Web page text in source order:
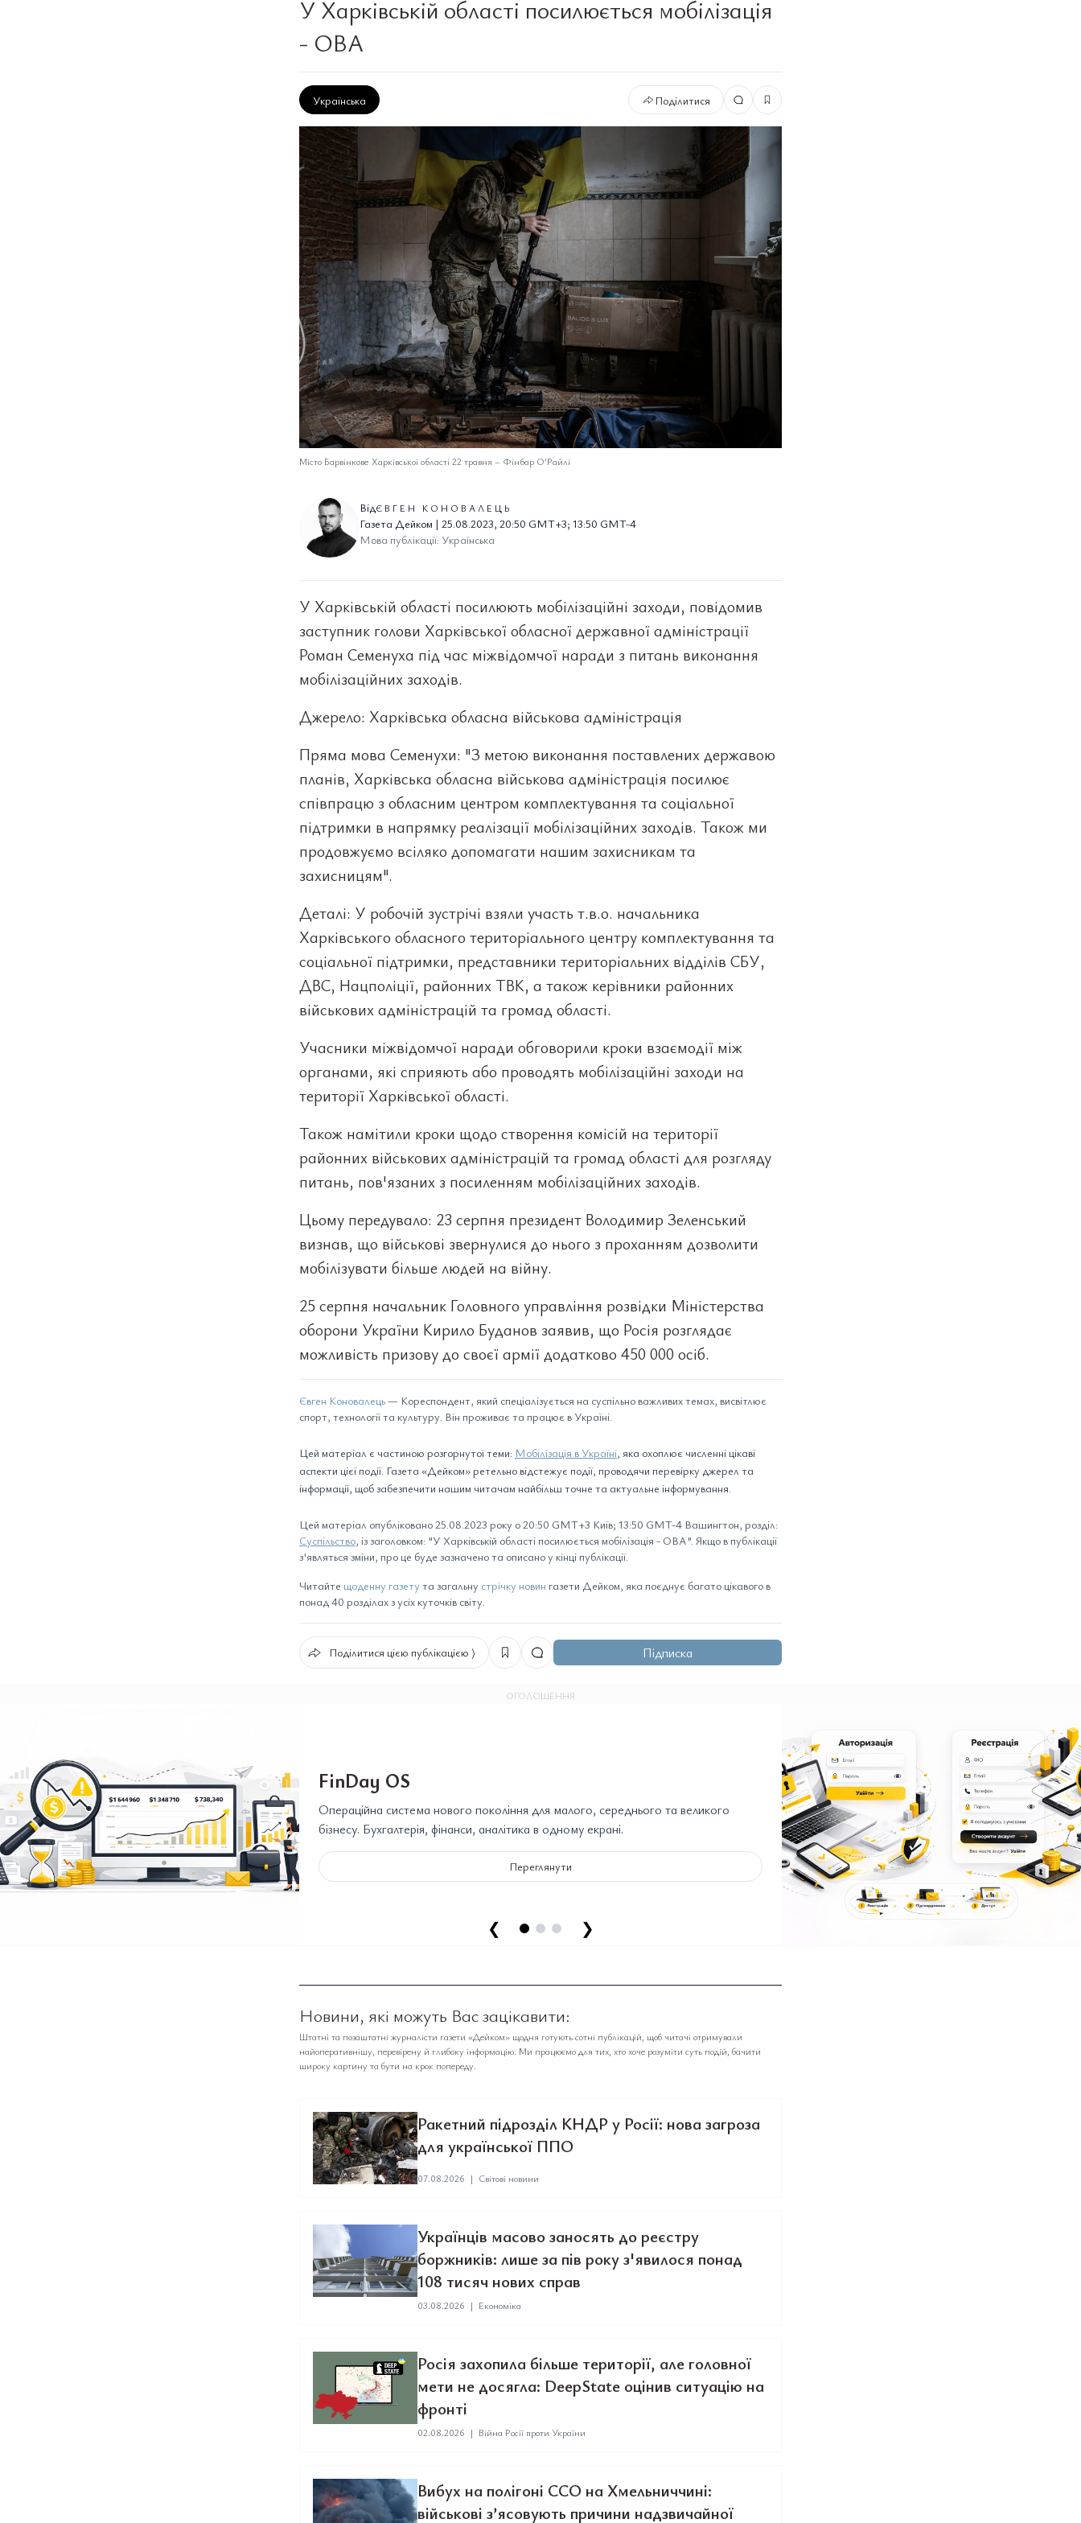
У Харківській області посилюється мобілізація
- ОВА
Українська Поділитися
Місто Барвінкове Харківської області 22 травня – Фінбар О’Райлі
ВідЄВГЕН КОНОВАЛЕЦЬ
Газета Дейком | 25.08.2023, 20:50 GMT+3; 13:50 GMT-4
Мова публікації: Українська
У Харківській області посилюють мобілізаційні заходи, повідомив
заступник голови Харківської обласної державної адміністрації
Роман Семенуха під час міжвідомчої наради з питань виконання
мобілізаційних заходів.
Джерело: Харківська обласна військова адміністрація
Пряма мова Семенухи: "З метою виконання поставлених державою
планів, Харківська обласна військова адміністрація посилює
співпрацю з обласним центром комплектування та соціальної
підтримки в напрямку реалізації мобілізаційних заходів. Також ми
продовжуємо всіляко допомагати нашим захисникам та
захисницям".
Деталі: У робочій зустрічі взяли участь т.в.о. начальника
Харківського обласного територіального центру комплектування та
соціальної підтримки, представники територіальних відділів СБУ,
ДВС, Нацполіції, районних ТВК, а також керівники районних
військових адміністрацій та громад області.
Учасники міжвідомчої наради обговорили кроки взаємодії між
органами, які сприяють або проводять мобілізаційні заходи на
території Харківської області.
Також намітили кроки щодо створення комісій на території
районних військових адміністрацій та громад області для розгляду
питань, пов'язаних з посиленням мобілізаційних заходів.
Цьому передувало: 23 серпня президент Володимир Зеленський
визнав, що військові звернулися до нього з проханням дозволити
мобілізувати більше людей на війну.
25 серпня начальник Головного управління розвідки Міністерства
оборони України Кирило Буданов заявив, що Росія розглядає
можливість призову до своєї армії додатково 450 000 осіб.
Євген Коновалець— Кореспондент, який спеціалізується на суспільно важливих темах, висвітлює
спорт, технології та культуру. Він проживає та працює в Україні.
Цей матеріал є частиною розгорнутої теми: Мобілізація в Україні, яка охоплює численні цікаві
аспекти цієї події. Газета «Дейком» ретельно відстежує події, проводячи перевірку джерел та
інформації, щоб забезпечити нашим читачам найбільш точне та актуальне інформування.
Цей матеріал опубліковано 25.08.2023 року о 20:50 GMT+3 Київ; 13:50 GMT-4 Вашингтон, розділ:
Суспільство, із заголовком: "У Харківській області посилюється мобілізація - ОВА". Якщо в публікації
з'являться зміни, про це буде зазначено та описано у кінці публікації.
Читайте щоденну газету та загальну стрічку новин газети Дейком, яка поєднує багато цікавого в
понад 40 розділах з усіх куточків світу.
Поділитися цією публікацією ⟩ Підписка
ОГОЛОШЕННЯ
FinDay OS
Операційна система нового покоління для малого, середнього та великого
бізнесу. Бухгалтерія, фінанси, аналітика в одному екрані.
Переглянути
❮ ❯
Новини, які можуть Вас зацікавити:
Штатні та позаштатні журналісти газети «Дейком» щодня готують сотні публікацій, щоб читачі отримували
найоперативнішу, перевірену й глибоку інформацію. Ми працюємо для тих, хто хоче розуміти суть подій, бачити
широку картину та бути на крок попереду.
Ракетний підрозділ КНДР у Росії: нова загроза
для української ППО
07.08.2026 | Світові новини
Українців масово заносять до реєстру
боржників: лише за пів року з'явилося понад
108 тисяч нових справ
03.08.2026 | Економіка
Росія захопила більше території, але головної
мети не досягла: DeepState оцінив ситуацію на
фронті
02.08.2026 | Війна Росії проти України
Вибух на полігоні ССО на Хмельниччині:
військові з’ясовують причини надзвичайної